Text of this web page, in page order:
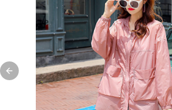
Previous slide